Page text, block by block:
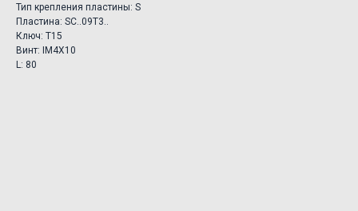
Тип крепления пластины: S
Пластина: SC..09T3..
Ключ: T15
Винт: IM4X10
L: 80